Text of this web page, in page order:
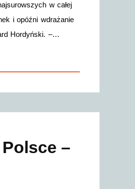
w całej
i opóźni wdrażanie
Hordyński. –…
–